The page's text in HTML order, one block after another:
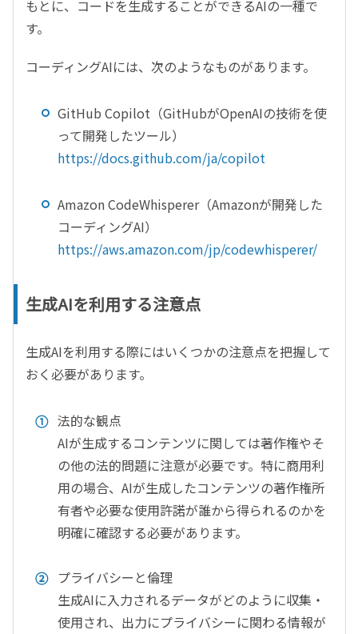
もとに、コードを生成することができるAIの一種で
す。
コーディングAIには、次のようなものがあります。
GitHub Copilot （GitHubがOpenAIの技術を使
って開発したツール）
https://docs.github.com/ja/copilot
Amazon CodeWhisperer（Amazonが開発した
コーディングAI）
https://aws.amazon.com/jp/codewhisperer/
生成AIを利用する注意点
生成AIを利用する際にはいくつかの注意点を把握して
おく必要があります。
法的な観点
AIが生成するコンテンツに関しては著作権やそ
の他の法的問題に注意が必要です。特に商用利
用の場合、 AIが生成したコンテンツの著作権所
有者や必要な使用許諾が誰から得られるのかを
明確に確認する必要があります。
プライバシーと倫理
生成AIに入力されるデータがどのように収集・
使用され、出力にプライバシーに関わる情報が